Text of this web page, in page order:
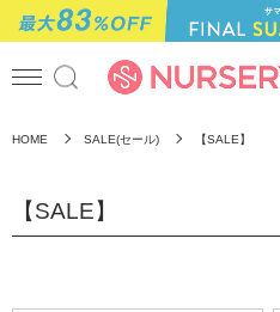
HOME SALE(セール) 【SALE】
【SALE】